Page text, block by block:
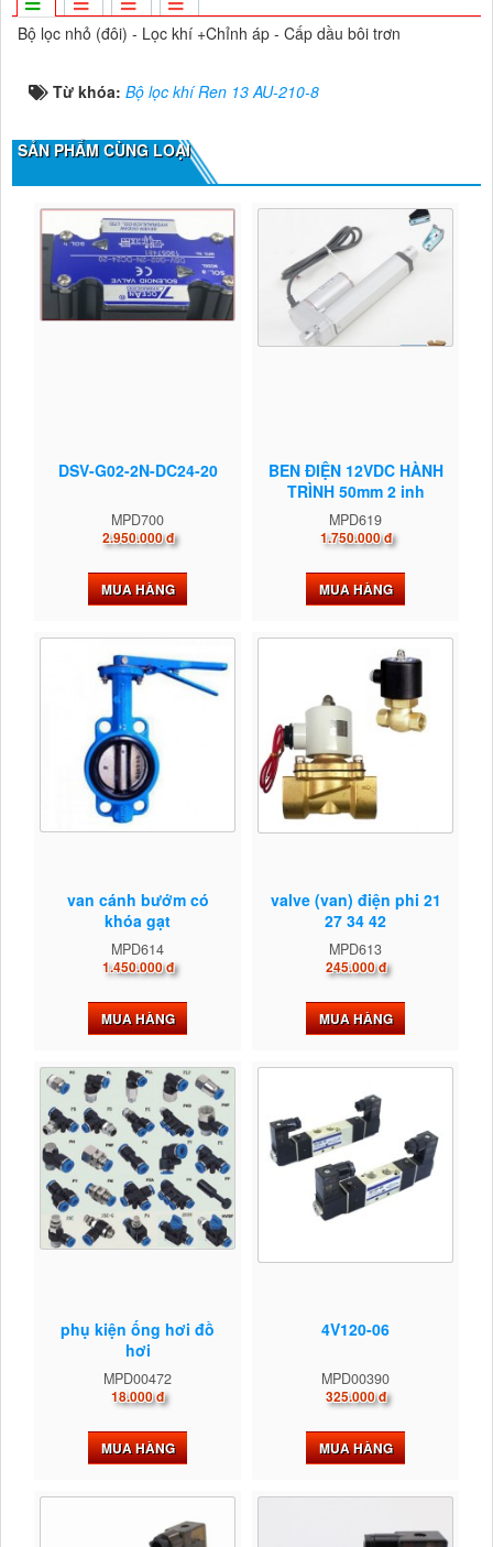
Bộ lọc nhỏ (đôi) - Lọc khí +Chỉnh áp - Cấp dầu bôi trơn
Từ khóa: Bộ lọc khí Ren 13 AU-210-8
SẢN PHẨM CÙNG LOẠI
DSV-G02-2N-DC24-20
MPD700
2.950.000 đ
MUA HÀNG
BEN ĐIỆN 12VDC HÀNH
TRÌNH 50mm 2 inh
MPD619
1.750.000 đ
MUA HÀNG
van cánh bướm có
khóa gạt
MPD614
1.450.000 đ
MUA HÀNG
valve (van) điện phi 21
27 34 42
MPD613
245.000 đ
MUA HÀNG
phụ kiện ống hơi đồ
hơi
MPD00472
18.000 đ
MUA HÀNG
4V120-06
MPD00390
325.000 đ
MUA HÀNG